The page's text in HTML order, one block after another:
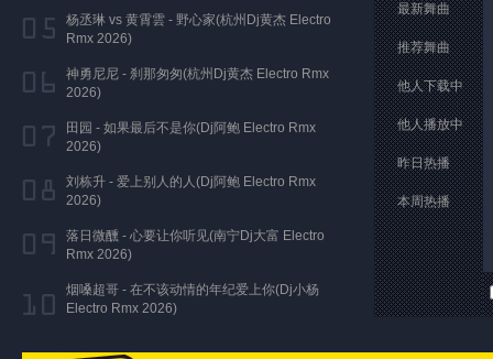
杨丞琳 vs 黄霄雲 - 野心家(杭州Dj黄杰 Electro
Rmx 2026)
神勇尼尼 - 刹那匆匆(杭州Dj黄杰 Electro Rmx
2026)
田园 - 如果最后不是你(Dj阿鲍 Electro Rmx
2026)
刘栋升 - 爱上别人的人(Dj阿鲍 Electro Rmx
2026)
落日微醺 - 心要让你听见(南宁Dj大富 Electro
Rmx 2026)
烟嗓超哥 - 在不该动情的年纪爱上你(Dj小杨
Electro Rmx 2026)
最新舞曲
推荐舞曲
他人下载中
他人播放中
昨日热播
本周热播